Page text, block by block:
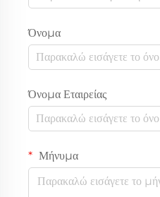
Όνομα
Όνομα Εταιρείας
Μήνυμα